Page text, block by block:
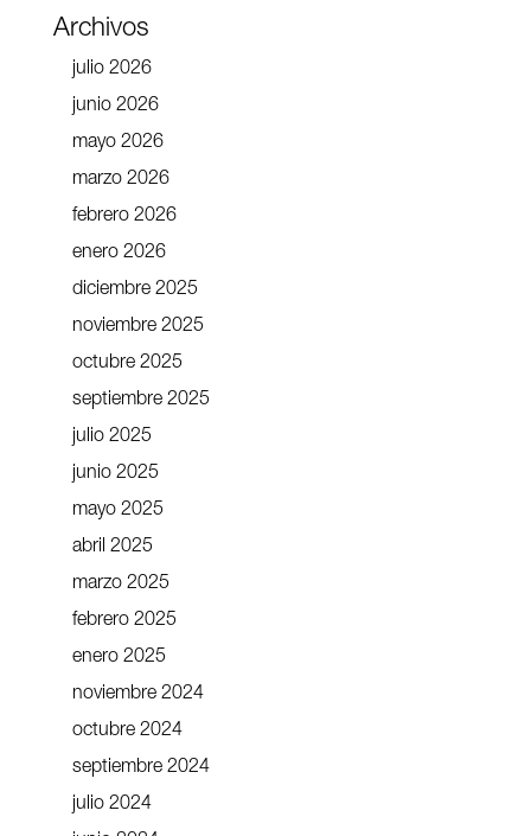
Archivos
julio 2026
junio 2026
mayo 2026
marzo 2026
febrero 2026
enero 2026
diciembre 2025
noviembre 2025
octubre 2025
septiembre 2025
julio 2025
junio 2025
mayo 2025
abril 2025
marzo 2025
febrero 2025
enero 2025
noviembre 2024
octubre 2024
septiembre 2024
julio 2024